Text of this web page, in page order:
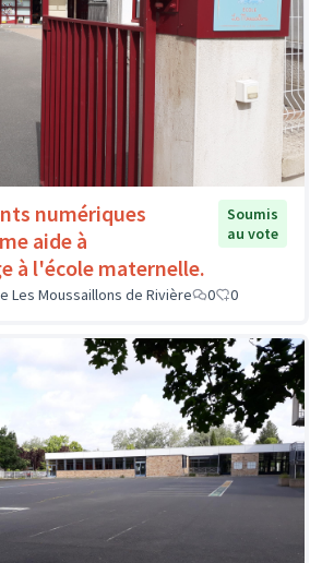
numériques
aide à
à l'école maternelle.
Soumis
au vote
Les Moussaillons de Rivière 0 0